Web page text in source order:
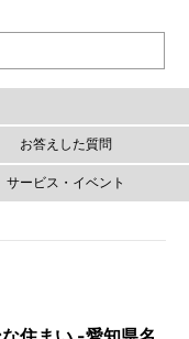
お答えした質問
サービス・イベント